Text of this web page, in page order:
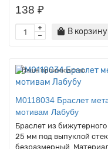
138 ₽
В корзину
Наше производство
M0118034 Браслет
мотивам Лабубу
Браслет из
25 мм под выпуклой
безразмерный.